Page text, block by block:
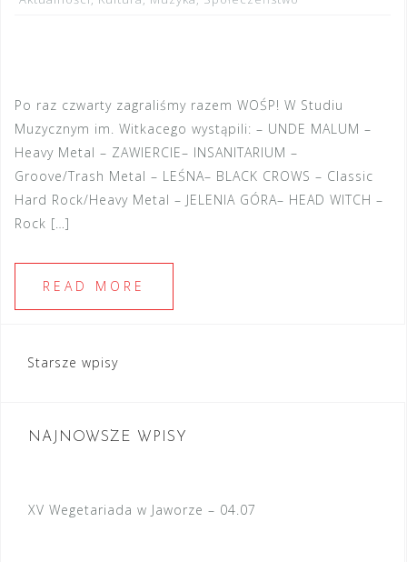
Po raz czwarty zagraliśmy razem WOŚP! W Studiu
Muzycznym im. Witkacego wystąpili: – UNDE MALUM –
Heavy Metal – ZAWIERCIE– INSANITARIUM –
Groove/Trash Metal – LEŚNA– BLACK CROWS – Classic
Hard Rock/Heavy Metal – JELENIA GÓRA– HEAD WITCH –
Rock […]
READ MORE
Nawigacja
wpisach
Starsze wpisy
NAJNOWSZE WPISY
XV Wegetariada w Jaworze – 04.07